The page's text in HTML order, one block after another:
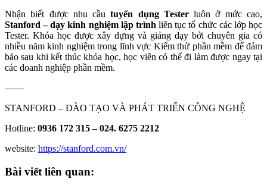
Nhận biết được nhu cầutuyển dụng Testerluôn ở mức cao,
Stanford – dạy kinh nghiệm lập trìnhliên tục tổ chức các lớp học
Tester. Khóa học được xây dựng và giảng dạy bởi chuyên gia có
nhiều năm kinh nghiệm trong lĩnh vực Kiểm thử phần mềm để đảm
bảo sau khi kết thúc khóa học, học viên có thể đi làm được ngay tại
các doanh nghiệp phần mềm.
——
STANFORD – ĐÀO TẠO VÀ PHÁT TRIỂN CÔNG NGHỆ
Hotline: 0936 172 315 – 024. 6275 2212
website: https://stanford.com.vn/
Bài viết liên quan: